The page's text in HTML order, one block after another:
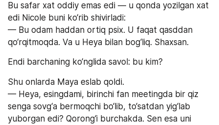
Bu safar xat oddiy emas edi — u qonda yozilgan xat
edi Nicole buni ko‘rib shivirladi:
— Bu odam haddan ortiq psix. U faqat qasddan
qo‘rqitmoqda. Va u Heya bilan bog‘liq. Shaxsan.
Endi barchaning ko‘nglida savol: bu kim?
Shu onlarda Maya eslab qoldi.
— Heya, esingdami, birinchi fan meetingda bir qiz
senga sovg‘a bermoqchi bo‘lib, to‘satdan yig‘lab
yuborgan edi? Qorong‘i burchakda. Sen esa uni